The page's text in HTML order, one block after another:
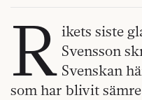
R ikets siste
Svensson
Svenskan
som har blivit